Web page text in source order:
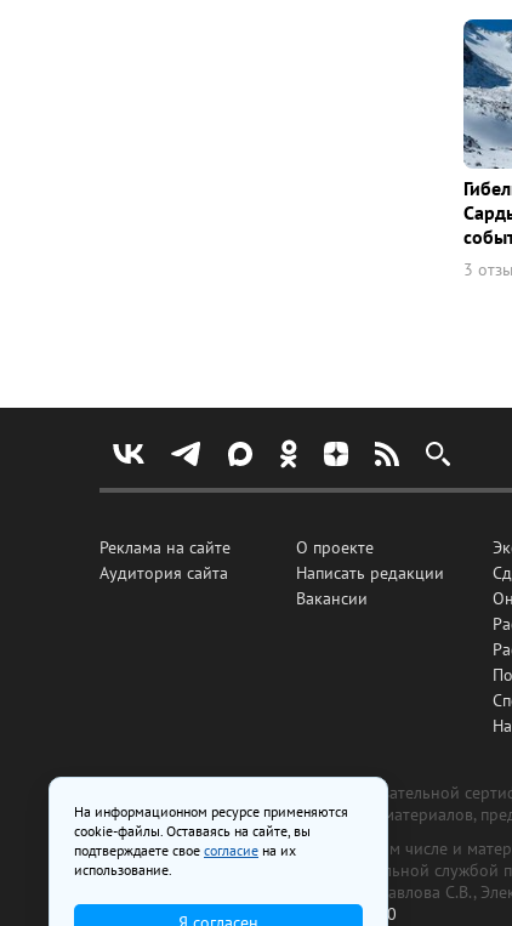
3
Реклама на сайте
Аудитория сайта
О проекте
Написать редакции
Вакансии
Все рекламные товары подлежат обязательной
изготовлена и размещена на основе материалов,
На сайте www.irk.ru размещаются в том числе и
от 29 октября 2018 г., выдан Федеральной службой
ООО «Ирк.ру». Главный редактор — Павлова С.В.,
Телефон редакции:
+7 (3952) 48-88-50
На информационном ресурсе применяются
cookie-файлы. Оставаясь на сайте, вы
подтверждаете свое согласие на их
использование.